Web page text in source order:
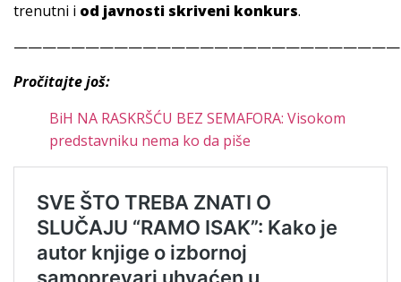
trenutni i od javnosti skriveni konkurs.
Pročitajte još:
BiH NA RASKRŠĆU BEZ SEMAFORA: Visokom
predstavniku nema ko da piše